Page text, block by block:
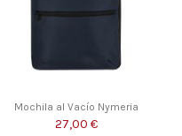
Mochila al Vacío Nymeria
27,00 €